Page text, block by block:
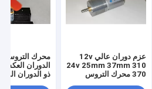
عزم دوران عالي 12v
24v 25mm 37mm 310
370 محرك التروس
محرك التروس
الدوران
ذو الدوران